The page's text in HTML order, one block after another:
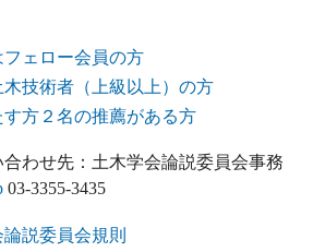
ェロー会員の方
技術者（上級以上）の方
す方２名の推薦がある方
わせ先：土木学会論説委員会事務
03-3355-3435
説委員会規則